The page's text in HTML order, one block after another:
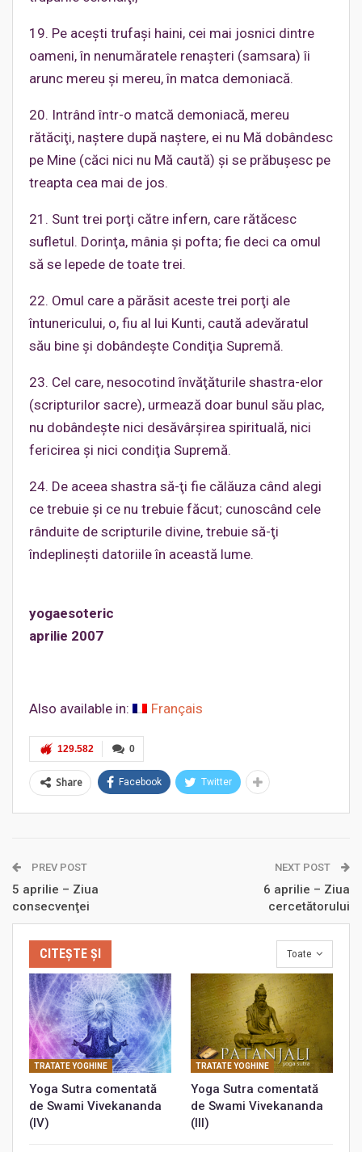
19. Pe aceşti trufaşi haini, cei mai josnici dintre
oameni, în nenumăratele renaşteri (samsara) îi
arunc mereu şi mereu, în matca demoniacă.
20. Intrând într-o matcă demoniacă, mereu
rătăciţi, naştere după naştere, ei nu Mă dobândesc
pe Mine (căci nici nu Mă caută) şi se prăbuşesc pe
treapta cea mai de jos.
21. Sunt trei porţi către infern, care rătăcesc
sufletul. Dorinţa, mânia şi pofta; fie deci ca omul
să se lepede de toate trei.
22. Omul care a părăsit aceste trei porţi ale
întunericului, o, fiu al lui Kunti, caută adevăratul
său bine şi dobândeşte Condiţia Supremă.
23. Cel care, nesocotind învăţăturile shastra-elor
(scripturilor sacre), urmează doar bunul său plac,
nu dobândeşte nici desăvârşirea spirituală, nici
fericirea şi nici condiţia Supremă.
24. De aceea shastra să-ţi fie călăuza când alegi
ce trebuie şi ce nu trebuie făcut; cunoscând cele
rânduite de scripturile divine, trebuie să-ţi
îndeplineşti datoriile în această lume.
yogaesoteric
aprilie 2007
Also available in: Français
0
129.582
Share Facebook Twitter
PREV POST
5 aprilie – Ziua
consecvenţei
NEXT POST
6 aprilie – Ziua
cercetătorului
Toate
CITEȘTE ȘI
TRATATE YOGHINE
Yoga Sutra comentată
de Swami Vivekananda
(IV)
TRATATE YOGHINE
Yoga Sutra comentată
de Swami Vivekananda
(III)